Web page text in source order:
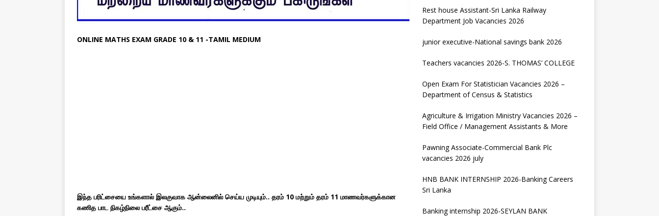
ONLINE MATHS EXAM GRADE 10 & 11 -TAMIL MEDIUM
இந்த பரிட்சையை உங்களால் இலகுவாக ஆன்லைனில் செய்ய முடியும்.. தரம் 10 மற்றும் தரம் 11 மாணவர்களுக்கான
கணித பாட நிகழ்நிலை பரீட்சை ஆகும்..
Rest house Assistant-Sri Lanka Railway
Department Job Vacancies 2026
junior executive-National savings bank 2026
Teachers vacancies 2026-S. THOMAS’ COLLEGE
Open Exam For Statistician Vacancies 2026 –
Department of Census & Statistics
Agriculture & Irrigation Ministry Vacancies 2026 –
Field Office / Management Assistants & More
Pawning Associate-Commercial Bank Plc
vacancies 2026 july
HNB BANK INTERNSHIP 2026-Banking Careers
Sri Lanka
Banking internship 2026-SEYLAN BANK